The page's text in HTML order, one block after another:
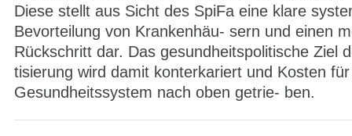
Diese stellt aus Sicht des SpiFa eine klare
Bevorteilung von Krankenhäu- sern und einen
Rückschritt dar. Das gesundheitspolitische Ziel
tisierung wird damit konterkariert und Kosten
Gesundheitssystem nach oben getrie- ben.